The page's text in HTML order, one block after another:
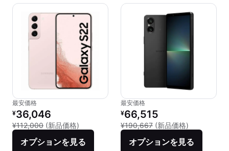
最安価格
リファービッシュ品の価格：
¥36,046
¥112,000 (新品価格) 新品との比較：¥112,000
オプションを見る
最安価格
リファービッシュ品の価格：
¥66,515
¥190,667 (新品価格)
オプションを見る